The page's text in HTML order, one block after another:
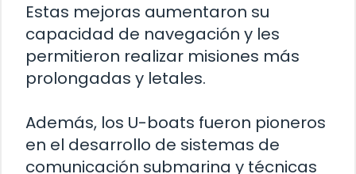
Estas mejoras aumentaron su
capacidad de navegación y les
permitieron realizar misiones más
prolongadas y letales.
Además, los U-boats fueron pioneros
en el desarrollo de sistemas de
comunicación submarina y técnicas